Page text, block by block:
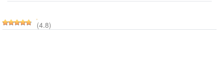
(4.8)